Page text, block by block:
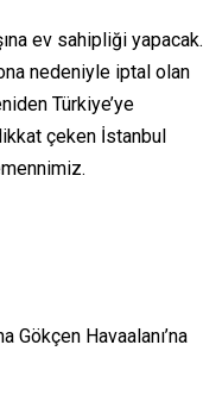
ev sahipliği yapacak.
nedeniyle iptal olan
Türkiye’ye
çeken İstanbul
Gökçen Havaalanı’na